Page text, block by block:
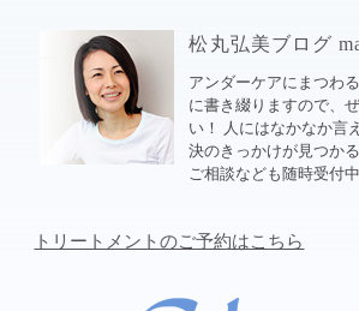
松丸弘美ブログ
アンダーケアにまつわ
に書き綴りますので、
い！ 人にはなかなか言
決のきっかけが見つか
ご相談なども随時受付中
トリートメントのご予約はこちら